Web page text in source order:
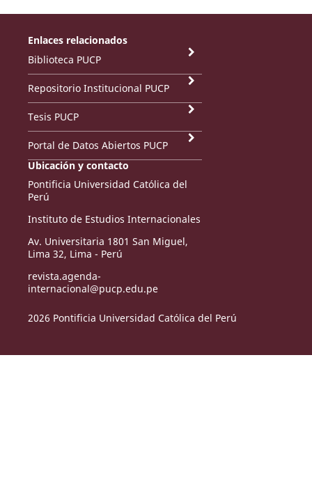
Enlaces relacionados
Biblioteca PUCP
Repositorio Institucional PUCP
Tesis PUCP
Portal de Datos Abiertos PUCP
Ubicación y contacto
Pontificia Universidad Católica del
Perú
Instituto de Estudios Internacionales
Av. Universitaria 1801 San Miguel,
Lima 32, Lima - Perú
revista.agenda-
internacional@pucp.edu.pe
2026 Pontificia Universidad Católica del Perú